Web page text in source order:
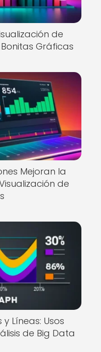
de
Gráficas
Mejoran la
de
Líneas: Usos
de Big Data